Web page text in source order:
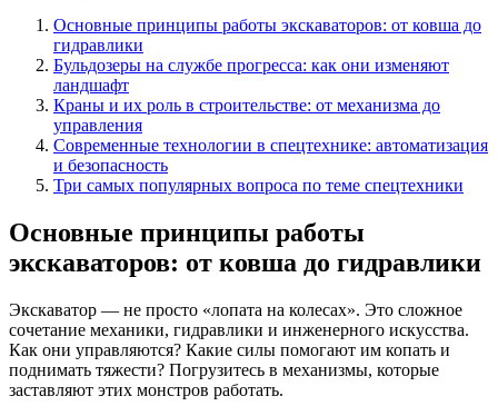
Основные принципы работы экскаваторов: от ковша до
гидравлики
Бульдозеры на службе прогресса: как они изменяют
ландшафт
Краны и их роль в строительстве: от механизма до
управления
Современные технологии в спецтехнике: автоматизация
и безопасность
Три самых популярных вопроса по теме спецтехники
Основные принципы работы
экскаваторов: от ковша до гидравлики
Экскаватор — не просто «лопата на колесах». Это сложное
сочетание механики, гидравлики и инженерного искусства.
Как они управляются? Какие силы помогают им копать и
поднимать тяжести? Погрузитесь в механизмы, которые
заставляют этих монстров работать.